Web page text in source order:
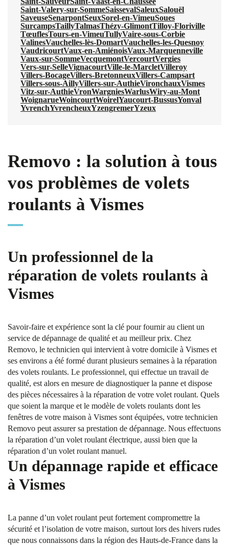
Saint-Valery-sur-SommeSaissevalSaleuxSalouël
SaveuseSenarpontSeuxSorel-en-VimeuSoues
SurcampsTaillyTalmasThézy-GlimontTilloy-Floriville
TœuflesTours-en-VimeuTullyVaire-sous-Corbie
ValinesVauchelles-lès-DomartVauchelles-les-Quesnoy
VaudricourtVaux-en-AmiénoisVaux-Marquenneville
Vaux-sur-SommeVecquemontVercourtVergies
Vers-sur-SelleVignacourtVille-le-MarcletVilleroy
Villers-BocageVillers-BretonneuxVillers-Campsart
Villers-sous-AillyVillers-sur-AuthieVironchauxVismes
Vitz-sur-AuthieVronWargniesWarlusWiry-au-Mont
WoignarueWoincourtWoirelYaucourt-BussusYonval
YvrenchYvrencheuxYzengremerYzeux
Removo : la solution à tous
vos problèmes de volets
roulants à Vismes
Un professionnel de la
réparation de volets roulants à
Vismes
Savoir-faire et expérience sont la clé pour fournir au client un
service de dépannage de qualité et au meilleur prix. Chez
Removo, le technicien qui intervient à votre domicile à Vismes et
ses environs a été formé durant plusieurs semaines à la réparation
des volets roulants. Le professionnel, qui effectue un travail de
qualité, est alors en mesure de diagnostiquer la panne et dispose
des pièces nécessaires à la réparation de votre volet roulant. Quels
que soient la marque et le modèle de volets roulants dont les
fenêtres de votre maison à Vismes sont équipées, votre technicien
Removo peut assurer sa prestation de dépannage. Nous effectuons
la réparation d’un volet roulant électrique, aussi bien que la
réparation d’un volet roulant manuel.
Un dépannage rapide et efficace
à Vismes
La panne d’un volet roulant peut fortement compromettre la
sécurité et l’isolation de votre maison, surtout lors des hivers rudes
que nous connaissons dans la région des Hauts-de-France dans la